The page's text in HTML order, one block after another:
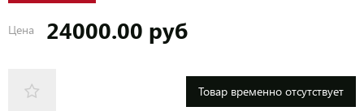
Цена 24000.00 руб
Товар временно отсутствует